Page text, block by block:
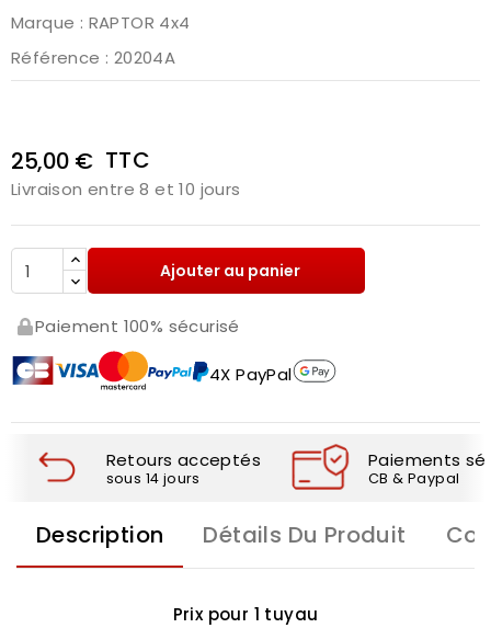
Marque : RAPTOR 4x4
Référence : 20204A
25,00 € TTC
Livraison entre 8 et 10 jours
Ajouter au panier
Paiement 100% sécurisé
4X PayPal
Retours acceptés
sous 14 jours
Paiements
CB & Paypal
Description Détails Du Produit
Prix ​​pour 1 tuyau